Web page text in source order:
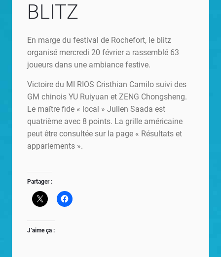
BLITZ
En marge du festival de Rochefort, le blitz
organisé mercredi 20 février a rassemblé 63
joueurs dans une ambiance festive.
Victoire du MI RIOS Cristhian Camilo suivi des
GM chinois YU Ruiyuan et ZENG Chongsheng.
Le maître fide « local » Julien Saada est
quatrième avec 8 points. La grille américaine
peut être consultée sur la page « Résultats et
appariements ».
Partager :
J’aime ça :